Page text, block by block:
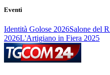
Eventi
Identità Golose 2026Salone del
2026L'Artigiano in Fiera 2025